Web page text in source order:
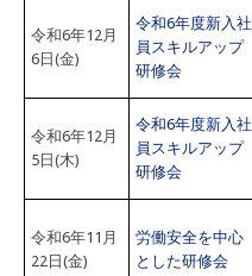
令和6年12月
6日(金)
令和6年度新入社
員スキルアップ
研修会
令和6年12月
5日(木)
令和6年度新入社
員スキルアップ
研修会
令和6年11月
22日(金)
労働安全を中心
とした研修会